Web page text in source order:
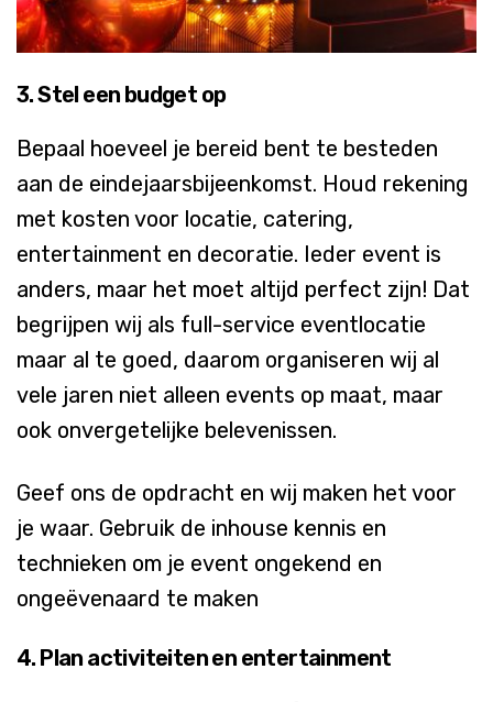
3. Stel een budget op
Bepaal hoeveel je bereid bent te besteden
aan de eindejaarsbijeenkomst. Houd rekening
met kosten voor locatie, catering,
entertainment en decoratie. Ieder event is
anders, maar het moet altijd perfect zijn! Dat
begrijpen wij als full-service eventlocatie
maar al te goed, daarom organiseren wij al
vele jaren niet alleen events op maat, maar
ook onvergetelijke belevenissen.
Geef ons de opdracht en wij maken het voor
je waar. Gebruik de inhouse kennis en
technieken om je event ongekend en
ongeëvenaard te maken
4. Plan activiteitenen entertainment